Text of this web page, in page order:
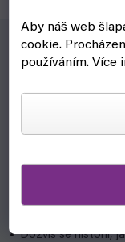
Aby náš web
cookie.
používáním. Více
Pro koho?
Pro hráče frakce
Proč?
4. edice Chaos
krysí armádu.
Dozvíš se historii,